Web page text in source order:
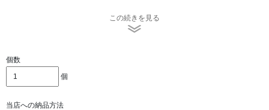
の合計サイズが200ｃｍ以内の梱包箱に封入後、ヤマト運輸
に集荷依頼をして出荷するだけでですので手続きは簡単で
この続きを見る
個数
個
当店への納品方法